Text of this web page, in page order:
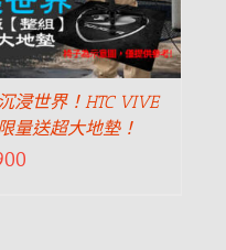
浸世界！HTC VIVE
量送超大地墊！